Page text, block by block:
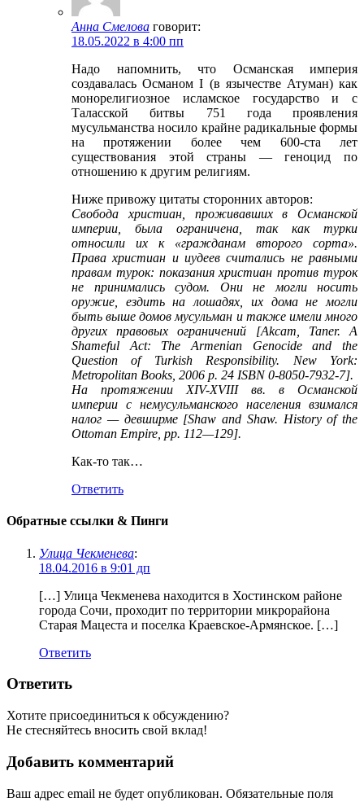
Анна Смелова говорит:
18.05.2022 в 4:00 пп
Надо напомнить, что Османская империя
создавалась Османом I (в язычестве Атуман) как
монорелигиозное исламское государство и с
Таласской битвы 751 года проявления
мусульманства носило крайне радикальные формы
на протяжении более чем 600-ста лет
существования этой страны — геноцид по
отношению к другим религиям.
Ниже привожу цитаты сторонних авторов:
Свобода христиан, проживавших в Османской
империи, была ограничена, так как турки
относили их к «гражданам второго сорта».
Права христиан и иудеев считались не равными
правам турок: показания христиан против турок
не принимались судом. Они не могли носить
оружие, ездить на лошадях, их дома не могли
быть выше домов мусульман и также имели много
других правовых ограничений [Akcam, Taner. A
Shameful Act: The Armenian Genocide and the
Question of Turkish Responsibility. New York:
Metropolitan Books, 2006 p. 24 ISBN 0-8050-7932-7].
На протяжении XIV-XVIII вв. в Османской
империи с немусульманского населения взимался
налог — девширме [Shaw and Shaw. History of the
Ottoman Empire, pp. 112—129].
Как-то так…
Ответить
Обратные ссылки & Пинги
Улица Чекменева:
18.04.2016 в 9:01 дп
[…] Улица Чекменева находится в Хостинском районе
города Сочи, проходит по территории микрорайона
Старая Мацеста и поселка Краевское-Армянское. […]
Ответить
Ответить
Хотите присоединиться к обсуждению?
Не стесняйтесь вносить свой вклад!
Добавить комментарий
Ваш адрес email не будет опубликован. Обязательные поля